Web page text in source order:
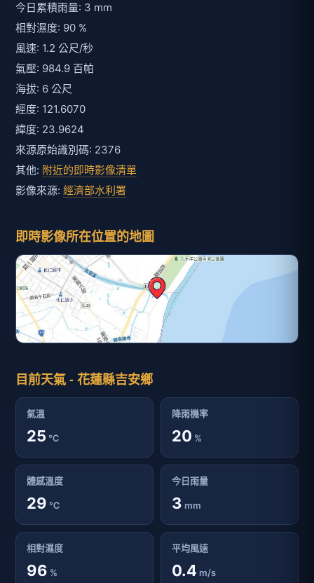
今日累積雨量: 3 mm
相對濕度: 90 %
風速: 1.2 公尺/秒
氣壓: 984.9 百帕
海拔: 6 公尺
經度: 121.6070
緯度: 23.9624
來源原始識別碼: 2376
其他: 附近的即時影像清單
影像來源: 經濟部水利署
即時影像所在位置的地圖
目前天氣 - 花蓮縣吉安鄉
氣溫
25 ℃
降雨機率
20 %
體感溫度
29 ℃
今日雨量
3 mm
相對濕度
96 %
平均風速
0.4 m/s